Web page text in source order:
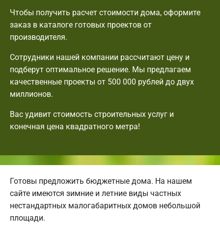
Чтобы получить расчет стоимости дома, оформите
заказ в каталоге готовых проектов от
производителя.
Сотрудники нашей компании рассчитают цену и
подберут оптимальное решение. Мы предлагаем
качественные проекты от 500 000 рублей до двух
миллионов.
Вас удивит стоимость строительных услуг и
конечная цена квадратного метра!
Готовы предложить бюджетные дома. На нашем
сайте имеются зимние и летние виды частных
нестандартных малогабаритных домов небольшой
площади.